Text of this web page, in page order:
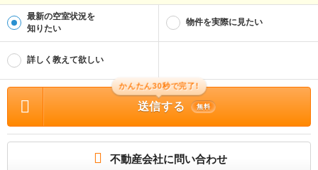
75618227
※お問い合わせの際には、担当者へ物件管理番号をお伝えください。
0037-6008-5803
物件の所在地 : 北海道旭川市北門町15丁目 / 交通の利便 : 函館本線/旭川 バス16分
北門町１５丁目バス停から徒歩2分 / 面積 : 33.73m² / 築年月 : 2007年08月 / 賃料
: 3.8万円 / 管理費又は共益費等 : 1,800円 / 礼金等 : 無料 / 敷金 : 無料、保証金等
: －、 償却、敷引 : － / 住宅総合保険等の損害保険料 : － / その他 : 更新事務手数
料 ２２，０００円がかかります。契約時にクリーニング費５０，０００円、鍵セ
ット費３，３００円（税込）が必要となります。貸主インボイス登録あり 保証会
社利用必須 ハウスリーブ株式会社 契約時保証委託料：２．２万／月額保証委託
料：賃料総額の２．２％又は５．５％ ※ペット可は２．５万／２．５％ ｒｕｕ
ｍサポート １９８０円／クリーニング費 ５００００円 ［退去時費用（故意・過
最新の空室状況を
知りたい
物件を実際に見たい
詳しく教えて欲しい
かんたん30秒で完了!
送信する 無料
不動産会社に問い合わせ